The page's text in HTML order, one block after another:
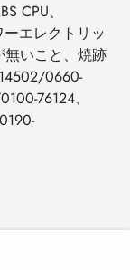
CPU、
エレクトリッ
無いこと、焼跡
0660-
76124、